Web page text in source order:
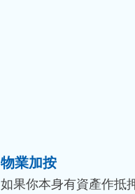
物業加按
如果你本身有資產作抵